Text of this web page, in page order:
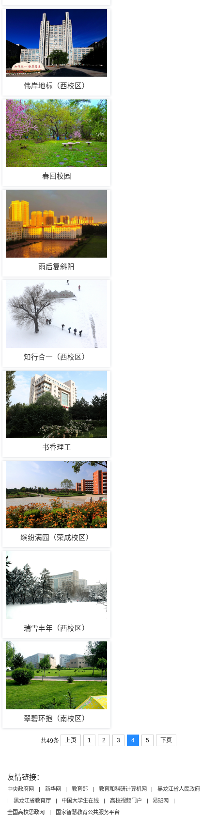
伟岸地标（西校区）
春回校园
雨后复斜阳
知行合一（西校区）
书香理工
缤纷满园（荣成校区）
瑞雪丰年（西校区）
翠碧环抱（南校区）
共49条 上页 1 2 3 4 5 下页
友情链接：
中央政府网 | 新华网 | 教育部 | 教育和科研计算机网 |
黑龙江省人民政府
|
黑龙江省教育厅 | 中国大学生在线 | 高校视频门户 | 易班网
|
全国高校思政网
| 国家智慧教育公共服务平台